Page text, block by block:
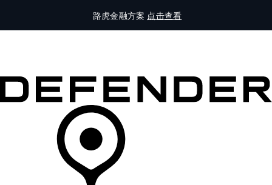
路虎金融方案 点击查看